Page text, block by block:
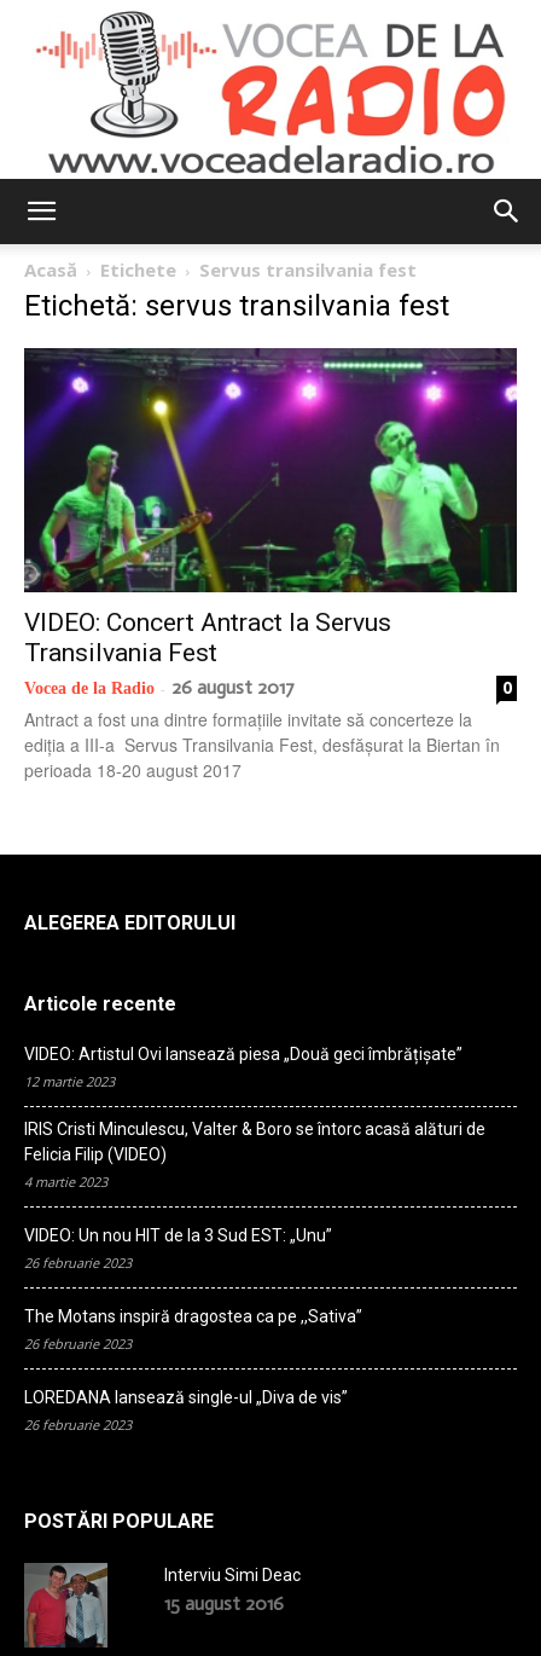
radio
Acasă Etichete Servus transilvania fest
Etichetă: servus transilvania fest
VIDEO: Concert Antract la Servus
Transilvania Fest
Vocea de la Radio - 26 august 2017 0
Antract a fost una dintre formațiile invitate să concerteze la
ediția a III-a Servus Transilvania Fest, desfășurat la Biertan în
perioada 18-20 august 2017
ALEGEREA EDITORULUI
Articole recente
VIDEO: Artistul Ovi lansează piesa „Două geci îmbrățișate”
12 martie 2023
IRIS Cristi Minculescu, Valter & Boro se întorc acasă alături de
Felicia Filip (VIDEO)
4 martie 2023
VIDEO: Un nou HIT de la 3 Sud EST: „Unu”
26 februarie 2023
The Motans inspiră dragostea ca pe ,,Sativa”
26 februarie 2023
LOREDANA lansează single-ul „Diva de vis”
26 februarie 2023
POSTĂRI POPULARE
Interviu Simi Deac
15 august 2016